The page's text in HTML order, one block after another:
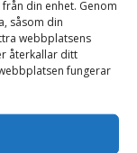
din enhet. Genom
såsom din
webbplatsens
återkallar ditt
fungerar
från skador.
absorberar
10
totalt 165